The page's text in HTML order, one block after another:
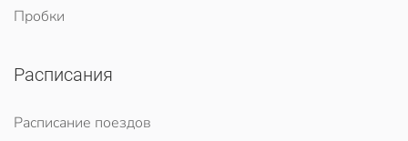
Пробки
Расписания
Расписание поездов